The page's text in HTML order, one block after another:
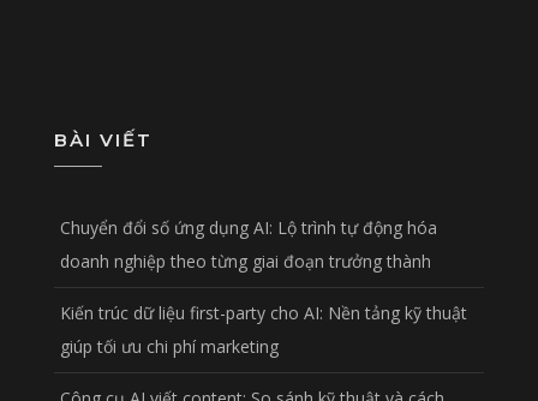
BÀI VIẾT
Chuyển đổi số ứng dụng AI: Lộ trình tự động hóa
doanh nghiệp theo từng giai đoạn trưởng thành
Kiến trúc dữ liệu first-party cho AI: Nền tảng kỹ thuật
giúp tối ưu chi phí marketing